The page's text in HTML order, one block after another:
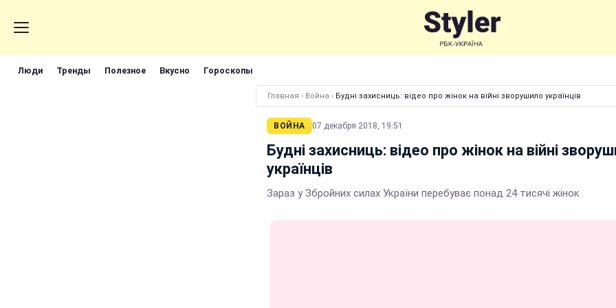
Люди Тренды Полезное Вкусно Гороскопы
Главная › Война › Будні захисниць: відео про жінок на війні зворушило українців
ВОЙНА 07 декабря 2018, 19:51
Будні захисниць: відео про жінок на війні
українців
Зараз у Збройних силах України перебуває понад 24 тисячі жінок